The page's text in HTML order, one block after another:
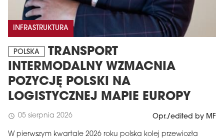
INFRASTRUKTURA
POLSKA
TRANSPORT
INTERMODALNY WZMACNIA
POZYCJĘ POLSKI NA
LOGISTYCZNEJ MAPIE EUROPY
schedule 05 sierpnia 2026 Opr./edited by MF
W pierwszym kwartale 2026 roku polska kolej przewiozła